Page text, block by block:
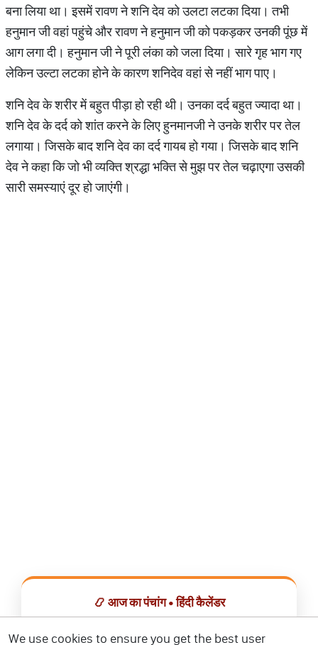
बना लिया था। इसमें रावण ने शनि देव को उलटा लटका दिया। तभी
हनुमान जी वहां पहुंचे और रावण ने हनुमान जी को पकड़कर उनकी पूंछ में
आग लगा दी। हनुमान जी ने पूरी लंका को जला दिया। सारे गृह भाग गए
लेकिन उल्टा लटका होने के कारण शनिदेव वहां से नहीं भाग पाए।
शनि देव के शरीर में बहुत पीड़ा हो रही थी। उनका दर्द बहुत ज्यादा था।
शनि देव के दर्द को शांत करने के लिए हुनमानजी ने उनके शरीर पर तेल
लगाया। जिसके बाद शनि देव का दर्द गायब हो गया। जिसके बाद शनि
देव ने कहा कि जो भी व्‍यक्ति श्रद्धा भक्ति से मुझ पर तेल चढ़ाएगा उसकी
सारी समस्‍याएं दूर हो जाएंगी।
📿 आज का पंचांग • हिंदी कैलेंडर
We use cookies to ensure you get the best user